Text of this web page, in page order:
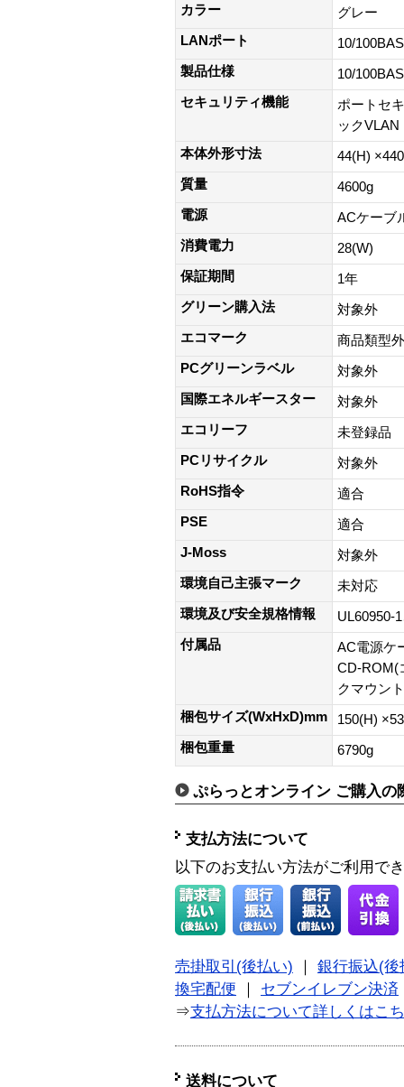
カラー
グレー
LANポート
10/
製品仕様
10/
セキュリティ機能
ポートセ
ックVLAN
本体外形寸法
44(H)
質量
4600g
電源
ACケーブ
消費電力
28(W)
保証期間
1年
グリーン購入法
対象外
エコマーク
商品類型外
PCグリーンラベル
対象外
国際エネルギースター
対象外
エコリーフ
未登録品
PCリサイクル
対象外
RoHS指令
適合
PSE
適合
J-Moss
対象外
環境自己主張マーク
未対応
環境及び安全規格情報
UL60950-
付属品
AC電源ケ
CD-ROM(
クマウン
梱包サイズ(WxHxD)mm
150(H)
梱包重量
6790g
ぷらっとオンライン ご購入の
支払方法について
以下のお支払い方法がご利用で
売掛取引(後払い)
銀行振込(後
換宅配便
セブンイレブン決済
⇒支払方法について詳しくはこ
送料について